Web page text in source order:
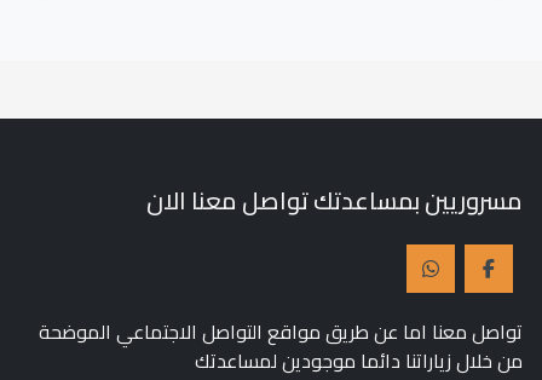
مسروريين بمساعدتك تواصل معنا الان
تواصل معنا اما عن طريق مواقع التواصل الاجتماعي الموضحة
من خلال زياراتنا دائما موجودين لمساعدتك